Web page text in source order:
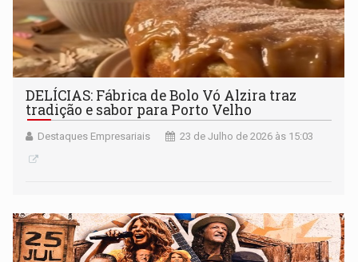
DELÍCIAS: Fábrica de Bolo Vó Alzira traz
tradição e sabor para Porto Velho
Destaques Empresariais 23 de Julho de 2026 às 15:03